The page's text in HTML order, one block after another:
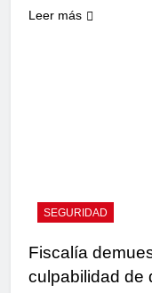
Leer más
SEGURIDAD
Fiscalía
culpabilidad de